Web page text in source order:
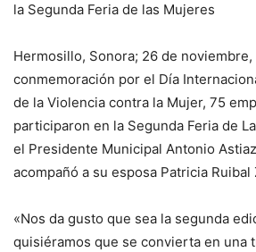
la Segunda Feria de las Mujeres
Hermosillo, Sonora; 26 de noviembre,
conmemoración por el Día
de la Violencia contra la Mujer, 75
participaron en la Segunda Feria de
el Presidente Municipal Antonio
acompañó a su esposa Patricia Ruibal
«Nos da gusto que sea la segunda
quisiéramos que se convierta en una